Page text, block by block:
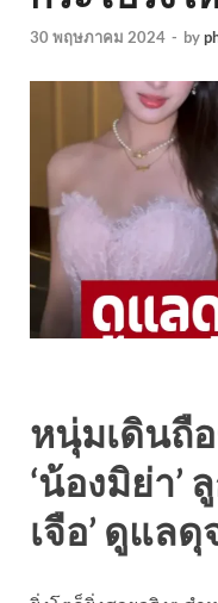
30 พฤษภาคม 2024 - by
หนุ่มเดินถื
‘น้องมิย่า’
เจือ’ ดูแล